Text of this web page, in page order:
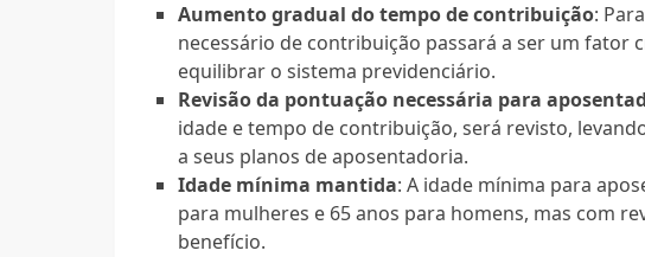
Aumento gradual do tempo de contribuição:
necessário de contribuição passará a ser um fator
equilibrar o sistema previdenciário.
Revisão da pontuação necessária para
idade e tempo de contribuição, será revisto,
a seus planos de aposentadoria.
Idade mínima mantida: A idade mínima para
para mulheres e 65 anos para homens, mas com
benefício.